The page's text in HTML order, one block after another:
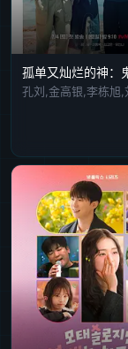
孔刘,金高银,李栋旭,